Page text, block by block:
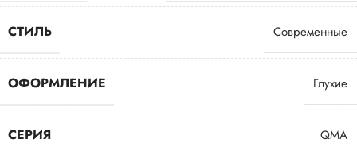
СТИЛЬ Современные
ОФОРМЛЕНИЕ Глухие
СЕРИЯ QMA